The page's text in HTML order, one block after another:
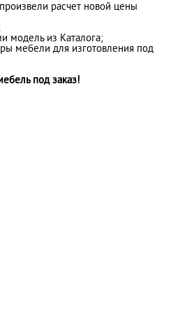
расчет новой цены
модель из Каталога;
мебели для изготовления под
под заказ!